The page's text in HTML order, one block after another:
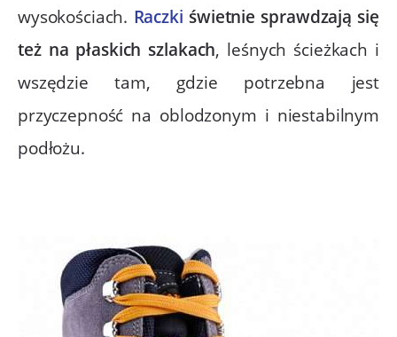
wysokościach. Raczki świetnie sprawdzają się
też na płaskich szlakach, leśnych ścieżkach i
wszędzie tam, gdzie potrzebna jest
przyczepność na oblodzonym i niestabilnym
podłożu.